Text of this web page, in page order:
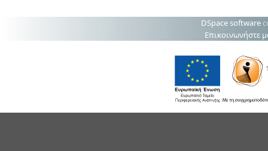
DSpace software
Επικοινωνήστε